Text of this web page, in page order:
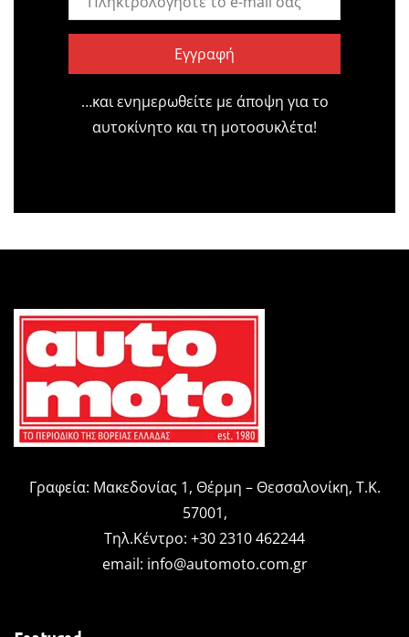
Εγγραφή
…και ενημερωθείτε με άποψη για το
αυτοκίνητο και τη μοτοσυκλέτα!
Γραφεία: Μακεδονίας 1, Θέρμη – Θεσσαλονίκη, Τ.Κ.
57001,
Τηλ.Κέντρο: +30 2310 462244
email: info@automoto.com.gr